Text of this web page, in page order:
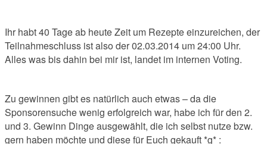
Ihr habt 40 Tage ab heute Zeit um Rezepte einzureichen, der
Teilnahmeschluss ist also der 02.03.2014 um 24:00 Uhr.
Alles was bis dahin bei mir ist, landet im internen Voting.
Zu gewinnen gibt es natürlich auch etwas – da die
Sponsorensuche wenig erfolgreich war, habe ich für den 2.
und 3. Gewinn Dinge ausgewählt, die ich selbst nutze bzw.
gern haben möchte und diese für Euch gekauft *g* :